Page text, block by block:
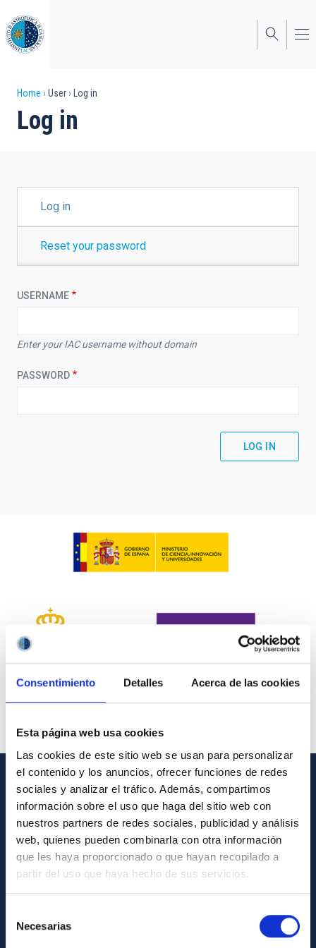
Consentimiento Detalles Acerca de las cookies
Esta página web usa cookies
Las cookies de este sitio web se usan para personalizar
el contenido y los anuncios, ofrecer funciones de redes
sociales y analizar el tráfico. Además, compartimos
información sobre el uso que haga del sitio web con
nuestros partners de redes sociales, publicidad y análisis
web, quienes pueden combinarla con otra información
que les haya proporcionado o que hayan recopilado a
partir del uso que haya hecho de sus servicios.
Necesarias
to
main
content
Breadcrumb
Home User Log in
Log in
TABSLog in
Reset your password
USERNAME
Enter your IAC username without domain
PASSWORD
GENERAL INFORMATION
Contact
How to get to the IAC
List of personnel
Library
General register